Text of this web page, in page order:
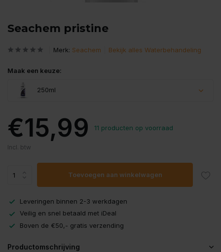
Seachem pristine
Merk: Seachem Bekijk alles Waterbehandeling
Maak een keuze:
250ml
€15,99 11 producten op voorraad
Incl. btw
Toevoegen aan winkelwagen
Leveringen binnen 2-3 werkdagen
Veilig en snel betaald met iDeal
Boven de €50,- gratis verzending
Productomschrijving